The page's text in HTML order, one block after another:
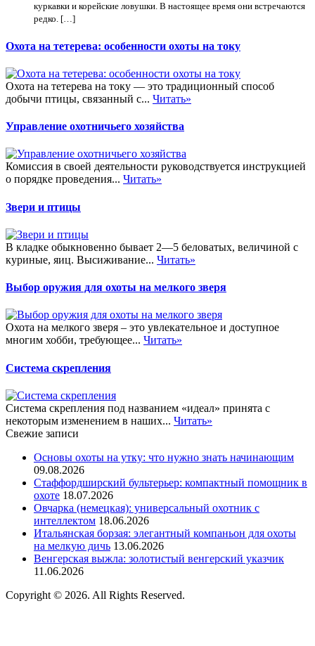
куркавки и корейские ловушки. В настоящее время они встречаются
редко. […]
Охота на тетерева: особенности охоты на току
Охота на тетерева на току — это традиционный способ
добычи птицы, связанный с... Читать»
Управление охотничьего хозяйства
Комиссия в своей деятельности руководствуется инструкцией
о порядке проведения... Читать»
Звери и птицы
В кладке обыкновенно бывает 2—5 беловатых, величиной с
куриные, яиц. Высиживание... Читать»
Выбор оружия для охоты на мелкого зверя
Охота на мелкого зверя – это увлекательное и доступное
многим хобби, требующее... Читать»
Система скрепления
Система скрепления под названием «идеал» принята с
некоторым изменением в наших... Читать»
Свежие записи
Основы охоты на утку: что нужно знать начинающим
09.08.2026
Стаффордширский бультерьер: компактный помощник в
охоте 18.07.2026
Овчарка (немецкая): универсальный охотник с
интеллектом 18.06.2026
Итальянская борзая: элегантный компаньон для охоты
на мелкую дичь 13.06.2026
Венгерская выжла: золотистый венгерский указчик
11.06.2026
Copyright © 2026. All Rights Reserved.